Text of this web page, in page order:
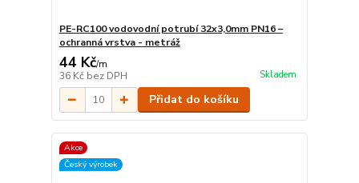
PE-RC100 vodovodní potrubí 32x3,0mm PN16 –
ochranná vrstva - metráž
44 Kč/m
36 Kč bez DPH Skladem
Přidat do košíku
Akce
Český výrobek